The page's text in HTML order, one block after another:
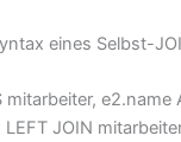
eines Selbst-
mitarbeiter,
LEFT JOIN